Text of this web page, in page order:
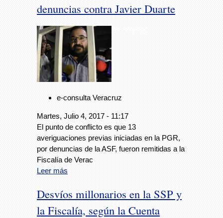
denuncias contra Javier Duarte
e-consulta Veracruz
Martes, Julio 4, 2017 - 11:17
El punto de conflicto es que 13
averiguaciones previas iniciadas en la PGR,
por denuncias de la ASF, fueron remitidas a la
Fiscalía de Verac
Leer más
Desvíos millonarios en la SSP y
la Fiscalía, según la Cuenta